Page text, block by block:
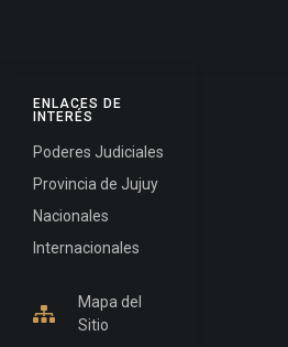
ENLACES DE
INTERÉS
Poderes Judiciales
Provincia de Jujuy
Nacionales
Internacionales
Mapa del
Sitio